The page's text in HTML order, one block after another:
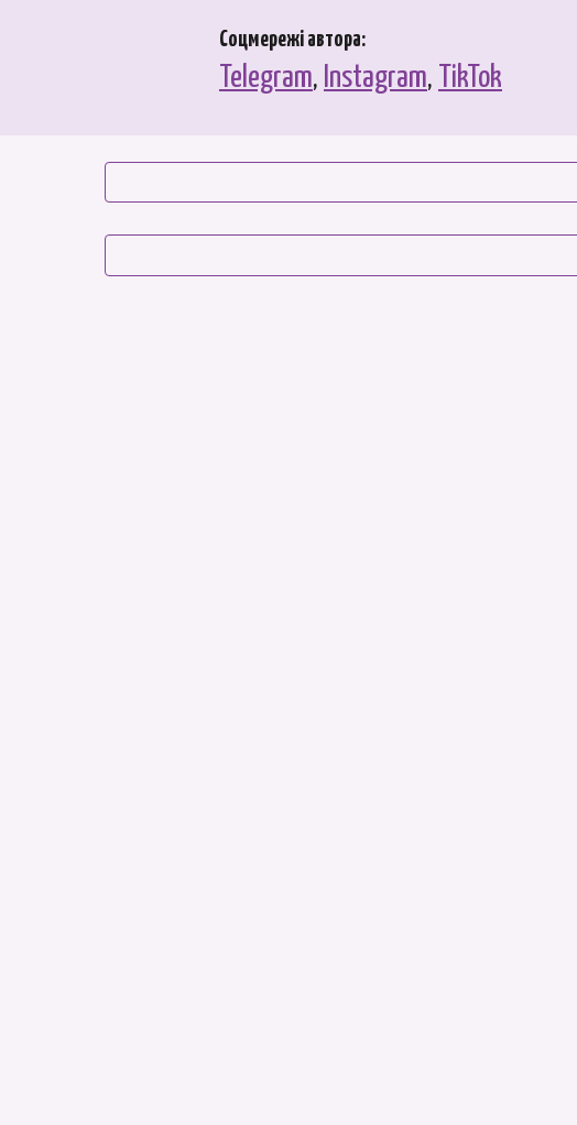
Соцмережі автора:
Telegram, Instagram, TikTok